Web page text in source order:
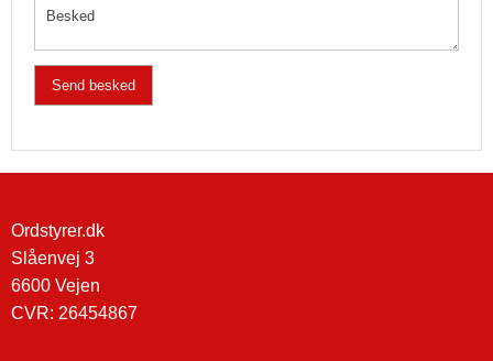
Ordstyrer.dk
Slåenvej 3
6600 Vejen
​CVR: 26454867